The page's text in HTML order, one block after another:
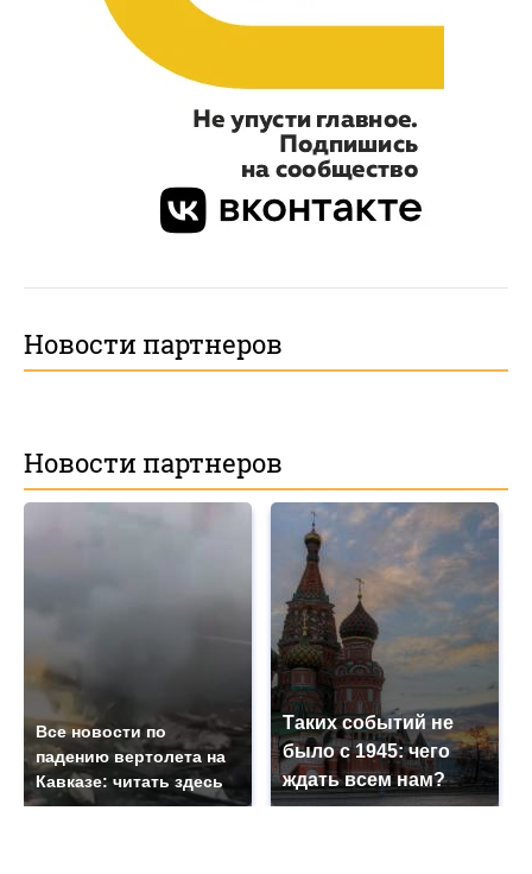
Новости партнеров
Новости партнеров
Все новости по
падению вертолета на
Кавказе: читать здесь
Таких событий не
было с 1945: чего
ждать всем нам?